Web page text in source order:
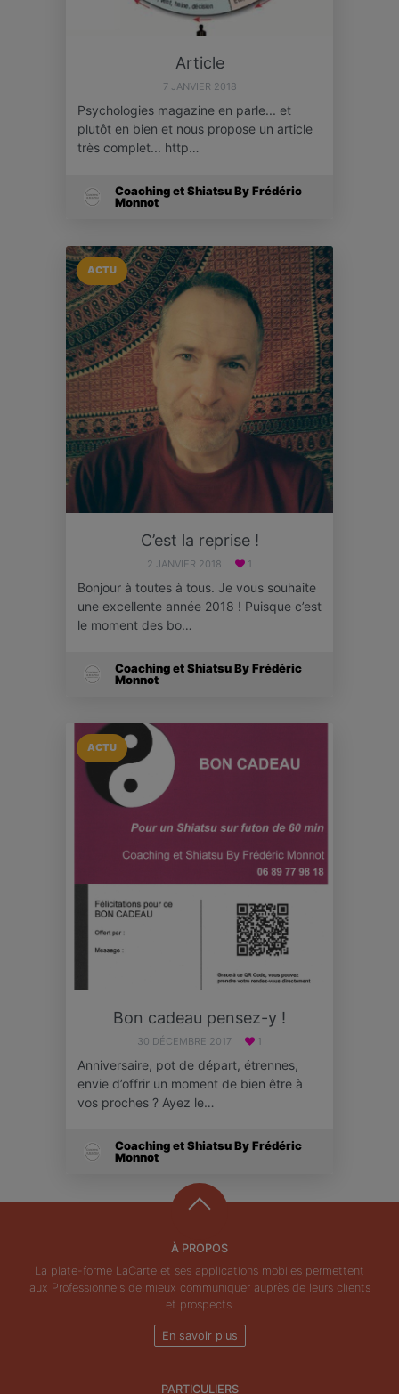
Article
7 JANVIER 2018
Psychologies magazine en parle... et
plutôt en bien et nous propose un article
très complet... http…
Coaching et Shiatsu By Frédéric
Monnot
ACTU
C’est la reprise !
2 JANVIER 2018 1
Bonjour à toutes à tous. Je vous souhaite
une excellente année 2018 ! Puisque c’est
le moment des bo…
Coaching et Shiatsu By Frédéric
Monnot
ACTU
Bon cadeau pensez-y !
30 DÉCEMBRE 2017 1
Anniversaire, pot de départ, étrennes,
envie d’offrir un moment de bien être à
vos proches ? Ayez le…
Coaching et Shiatsu By Frédéric
Monnot
À PROPOS
La plate-forme LaCarte et ses applications mobiles permettent
aux Professionnels de mieux communiquer auprès de leurs clients
et prospects.
En savoir plus
PARTICULIERS